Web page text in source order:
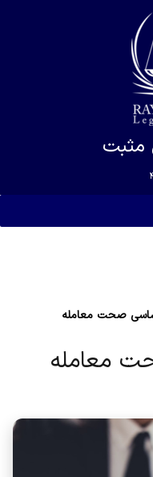
مثبت
صحت معامله
معامله